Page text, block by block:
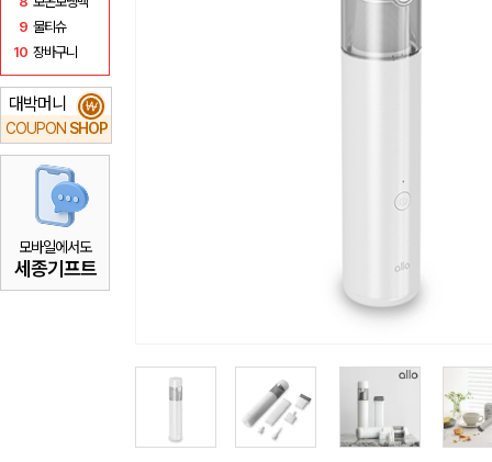
9 물티슈
10 장바구니
대박머니
COUPON SHOP
₩
모바일에서도
세종기프트